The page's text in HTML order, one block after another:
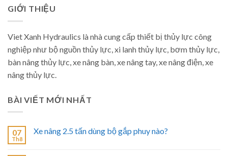
GIỚI THIỆU
Viet Xanh Hydraulics là nhà cung cấp thiết bị thủy lực công
nghiệp như bộ nguồn thủy lực, xi lanh thủy lực, bơm thủy lực,
bàn nâng thủy lực, xe nâng bàn, xe nâng tay, xe nâng điện, xe
nâng thủy lực.
BÀI VIẾT MỚI NHẤT
07
Th8
Xe nâng 2.5 tấn dùng bộ gắp phuy nào?